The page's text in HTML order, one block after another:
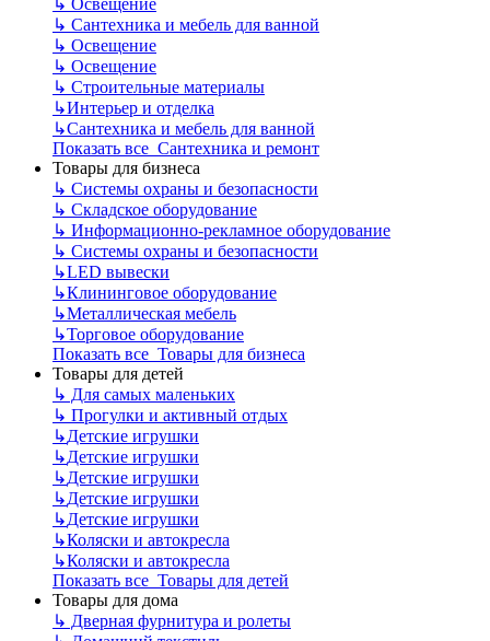
↳ Сантехника и мебель для ванной
↳ Освещение
↳ Освещение
↳ Строительные материалы
↳Интерьер и отделка
↳Сантехника и мебель для ванной
Показать все Сантехника и ремонт
Товары для бизнеса
↳ Системы охраны и безопасности
↳ Складское оборудование
↳ Информационно-рекламное оборудование
↳ Системы охраны и безопасности
↳LED вывески
↳Клининговое оборудование
↳Металлическая мебель
↳Торговое оборудование
Показать все Товары для бизнеса
Товары для детей
↳ Для самых маленьких
↳ Прогулки и активный отдых
↳Детские игрушки
↳Детские игрушки
↳Детские игрушки
↳Детские игрушки
↳Детские игрушки
↳Коляски и автокресла
↳Коляски и автокресла
Показать все Товары для детей
Товары для дома
↳ Дверная фурнитура и ролеты